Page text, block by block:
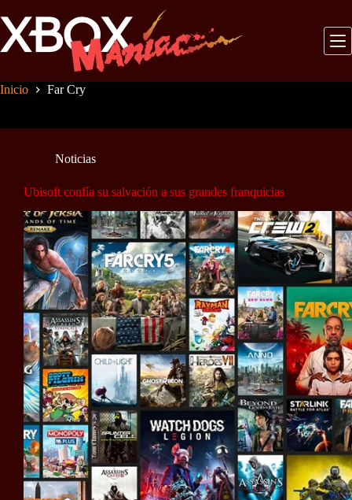
al
contenido
Inicio Far Cry
Noticias
Ubisoft confía su salvación a sus grandes franquicias